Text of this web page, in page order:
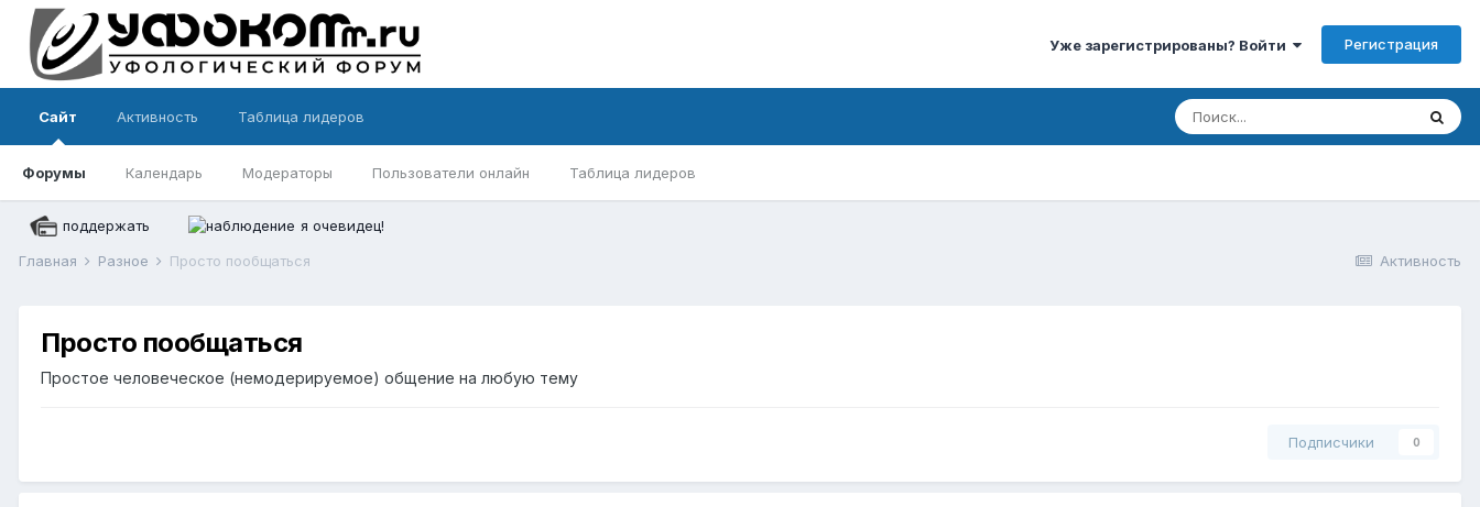
Уже зарегистрированы? Войти Регистрация
Сайт
Форумы Календарь Модераторы Пользователи онлайн Таблица лидеров
Активность Таблица лидеров
поддержать
я очевидец!
Активность
Главная Разное Просто пообщаться
Просто пообщаться
Простое человеческое (немодерируемое) общение на любую тему
Подписчики 0